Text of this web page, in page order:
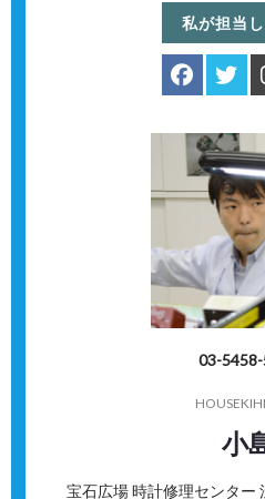
私が担当
03-
小
宝石広場 時計修理センター